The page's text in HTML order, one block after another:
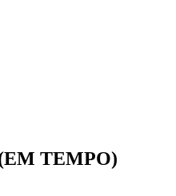
TEMPO)